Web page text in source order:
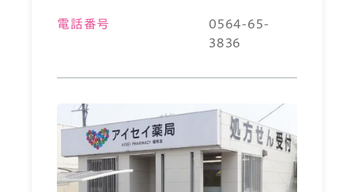
電話番号
0564-65-
3836